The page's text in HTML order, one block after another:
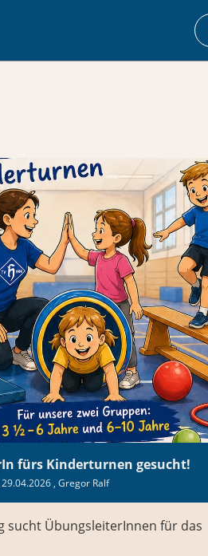
fürs Kinderturnen gesucht!
29.04.2026, Gregor Ralf
sucht ÜbungsleiterInnen für das